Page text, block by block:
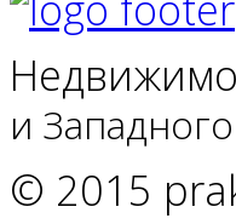
и
© 2015